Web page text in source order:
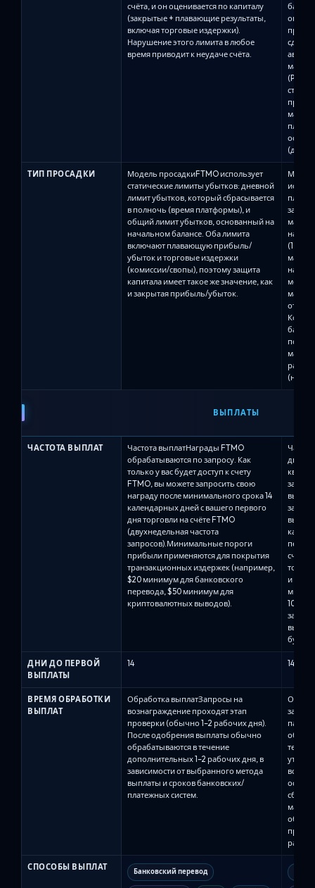
счёта, и он оценивается по капиталу
(закрытые + плавающие результаты,
включая торговые издержки).
Нарушение этого лимита в любое
время приводит к неудаче счёта.
(Pro8) /
ТИП ПРОСАДКИ
Модель просадкиFTMO использует
статические лимиты убытков: дневной
лимит убытков, который сбрасывается
в полночь (время платформы), и
общий лимит убытков, основанный на
начальном балансе. Оба лимита
включают плавающую прибыль/
убыток и торговые издержки
(комиссии/свопы), поэтому защита
капитала имеет такое же значение, как
и закрытая прибыль/убыток.
на
(10%)
мере
Когда
ВЫПЛАТЫ
ЧАСТОТА ВЫПЛАТ
Частота выплатНаграды FTMO
обрабатываются по запросу. Как
только у вас будет доступ к счету
FTMO, вы можете запросить свою
награду после минимального срока 14
календарных дней с вашего первого
дня торговли на счёте FTMO
(двухнедельная частота
запросов).Минимальные пороги
прибыли применяются для покрытия
транзакционных издержек (например,
$20 минимум для банковского
перевода, $50 минимум для
криптовалютных выводов).
два
и той
100
будет
ДНИ ДО ПЕРВОЙ
ВЫПЛАТЫ
14 14
ВРЕМЯ ОБРАБОТКИ
ВЫПЛАТ
Обработка выплатЗапросы на
вознаграждение проходят этап
проверки (обычно 1–2 рабочих дня).
После одобрения выплаты обычно
обрабатываются в течение
дополнительных 1–2 рабочих дня, в
зависимости от выбранного метода
выплаты и сроков банковских/
платежных систем.
за
все
СПОСОБЫ ВЫПЛАТ Банковский перевод